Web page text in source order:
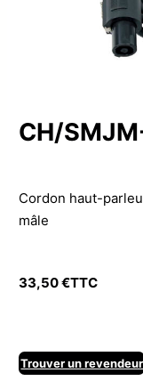
CH/
Cordon haut-
mâle
33,50€TTC
Trouver un revendeur